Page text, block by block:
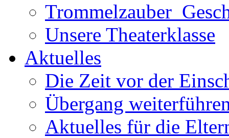
Unsere Theaterklasse
Aktuelles
Die Zeit vor der
Übergang
Aktuelles für die